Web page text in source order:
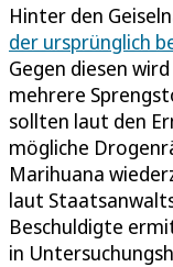
Hinter den
der ursprünglich
Gegen diesen
mehrere
sollten laut den
mögliche
Marihuana
laut
Beschuldigte
in